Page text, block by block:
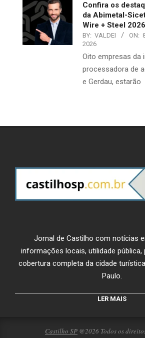
Confira os
da Abimetal-
Wire + Steel 2026
BY: VALDEI ON:
2026
Oito empresas da
processadora de
e Gerdau, estarão
Jornal de Castilho com notícias
informações locais, utilidade pública,
cobertura completa da cidade
Paulo.
LER MAIS
Castilho SP @2026 Todos os